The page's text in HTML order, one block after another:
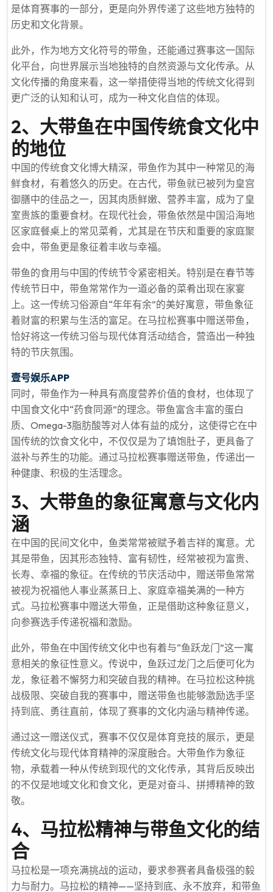
是体育赛事的一部分，更是向外界传递了这些地方独特的
历史和文化背景。
此外，作为地方文化符号的带鱼，还能通过赛事这一国际
化平台，向世界展示当地独特的自然资源与文化传承。从
文化传播的角度来看，这一举措使得当地的传统文化得到
更广泛的认知和认可，成为一种文化自信的体现。
2、大带鱼在中国传统食文化中
的地位
中国的传统食文化博大精深，带鱼作为其中一种常见的海
鲜食材，有着悠久的历史。在古代，带鱼就已被列为皇宫
御膳中的佳品之一，因其肉质鲜嫩、营养丰富，成为了皇
室贵族的重要食材。在现代社会，带鱼依然是中国沿海地
区家庭餐桌上的常见菜肴，尤其是在节庆和重要的家庭聚
会中，带鱼更是象征着丰收与幸福。
带鱼的食用与中国的传统节令紧密相关。特别是在春节等
传统节日中，带鱼常常作为一道必备的菜肴出现在家宴
上。这一传统习俗源自“年年有余”的美好寓意，带鱼象征
着财富的积累与生活的富足。在马拉松赛事中赠送带鱼，
恰好将这一传统习俗与现代体育活动结合，营造出一种独
特的节庆氛围。
壹号娱乐APP
同时，带鱼作为一种具有高度营养价值的食材，也体现了
中国食文化中“药食同源”的理念。带鱼富含丰富的蛋白
质、Omega-3脂肪酸等对人体有益的成分，这使得它在中
国传统的饮食文化中，不仅仅是为了填饱肚子，更具备了
滋补与养生的功能。通过马拉松赛事赠送带鱼，传递出一
种健康、积极的生活理念。
3、大带鱼的象征寓意与文化内
涵
在中国的民间文化中，鱼类常常被赋予着吉祥的寓意。尤
其是带鱼，因其形态独特、富有韧性，经常被视为富贵、
长寿、幸福的象征。在传统的节庆活动中，赠送带鱼常常
被视为祝福他人事业蒸蒸日上、家庭幸福美满的一种方
式。马拉松赛事中赠送大带鱼，正是借助这种象征意义，
向参赛选手传递祝福和激励。
此外，带鱼在中国传统文化中也有着与“鱼跃龙门”这一寓
意相关的象征性意义。传说中，鱼跃过龙门之后便可化为
龙，象征着不懈努力和突破自我的精神。在马拉松这种挑
战极限、突破自我的赛事中，赠送带鱼也能够激励选手坚
持到底、勇往直前，体现了赛事的文化内涵与精神传递。
通过这一赠送仪式，赛事不仅仅是体育竞技的展示，更是
传统文化与现代体育精神的深度融合。大带鱼作为象征
物，承载着一种从传统到现代的文化传承，其背后反映出
的不仅是地域文化和食文化，更是对奋斗、拼搏精神的致
敬。
4、马拉松精神与带鱼文化的结
合
马拉松是一项充满挑战的运动，要求参赛者具备极强的毅
力与耐力。马拉松的精神——坚持到底、永不放弃，和带鱼